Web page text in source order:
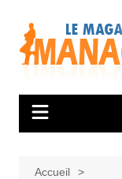
contenu
Accueil